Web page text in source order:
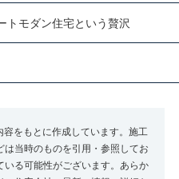
トモダン住宅という贅沢
をもとに作成しています。施工
当時のものを引用・参照してお
いる可能性がございます。あらか